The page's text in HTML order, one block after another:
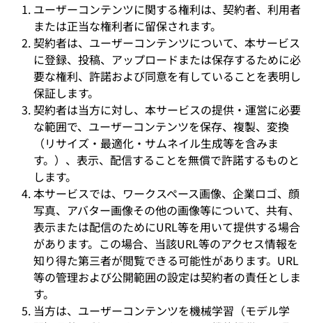
ユーザーコンテンツに関する権利は、契約者、利用者
または正当な権利者に留保されます。
契約者は、ユーザーコンテンツについて、本サービス
に登録、投稿、アップロードまたは保存するために必
要な権利、許諾および同意を有していることを表明し
保証します。
契約者は当方に対し、本サービスの提供・運営に必要
な範囲で、ユーザーコンテンツを保存、複製、変換
（リサイズ・最適化・サムネイル生成等を含みま
す。）、表示、配信することを無償で許諾するものと
します。
本サービスでは、ワークスペース画像、企業ロゴ、顔
写真、アバター画像その他の画像等について、共有、
表示または配信のためにURL等を用いて提供する場合
があります。この場合、当該URL等のアクセス情報を
知り得た第三者が閲覧できる可能性があります。URL
等の管理および公開範囲の設定は契約者の責任としま
す。
当方は、ユーザーコンテンツを機械学習（モデル学